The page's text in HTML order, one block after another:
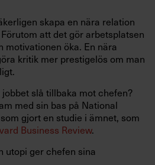
skapa en nära relation
att det gör arbetsplatsen
motivationen öka. En nära
kritik mer prestigelös om man
slå tillbaka mot chefen?
med sin bas på National
gjort en studie i ämnet, som
Business Review.
utopi ger chefen sina